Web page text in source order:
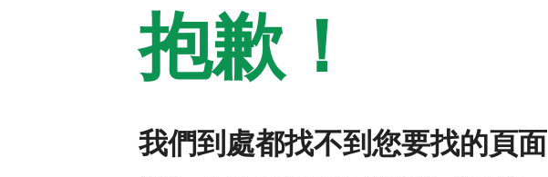
抱歉！
我們到處都找不到您要找的頁面